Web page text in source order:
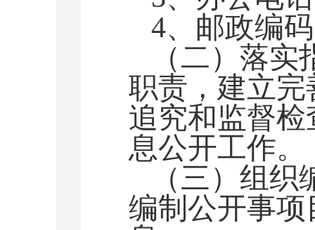
4、邮政编
（二）落
职责，建立
追究和监督
息公开工作。
（三）组
编制公开事